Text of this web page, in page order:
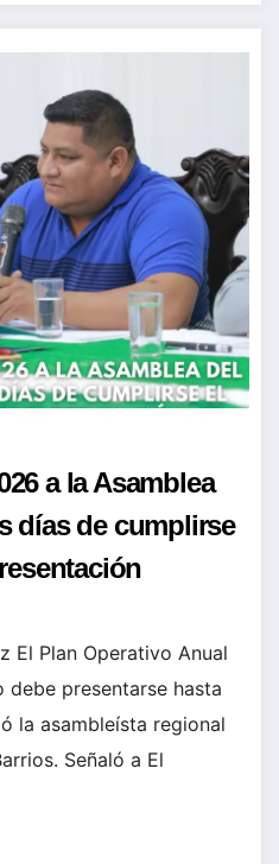
a la Asamblea
días de cumplirse
El Plan Operativo Anual
debe presentarse hasta
la asambleísta regional
Señaló a El